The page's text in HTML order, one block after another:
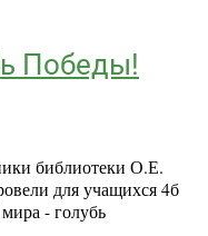
Победы!
библиотеки О.Е.
для учащихся 4б
- голубь